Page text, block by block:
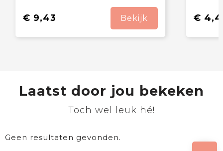
€ 9,43 Bekijk €
Laatst door jou bekeken
Toch wel leuk hé!
Geen resultaten gevonden.